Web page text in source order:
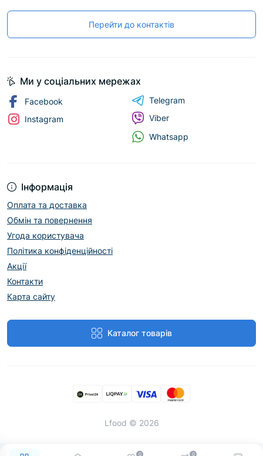
0 0
Перейти до контактів
Інформація
Оплата та доставка
Обмін та повернення
Угода користувача
Політика конфіденційності
Акції
Контакти
Карта сайту
Каталог товарів
Ми у соціальних мережах
Facebook
Instagram
Telegram
Viber
Whatsapp
Lfood © 2026